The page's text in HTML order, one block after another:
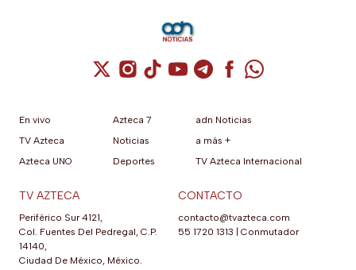
Cuenta de X / Twitter (se abre en una
Cuenta de Instagram (se abre en una
Cuenta de TikTok (se abre en
Cuenta de YouTube (se abre
Cuenta de Telegram (se
Cuenta de
Cuenta de
En vivo
TV Azteca
Azteca UNO
Azteca 7
Noticias
Deportes
adn Noticias
a más +
TV Azteca Internacional
TV AZTECA
Periférico Sur 4121,
Col. Fuentes Del Pedregal, C.P.
14140,
Ciudad De México, México.
CONTACTO
contacto@tvazteca.com
55 1720 1313
Conmutador